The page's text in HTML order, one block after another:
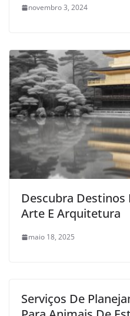
novembro 3, 2024
Descubra Destinos
Arte E Arquitetura
maio 18, 2025
Serviços De